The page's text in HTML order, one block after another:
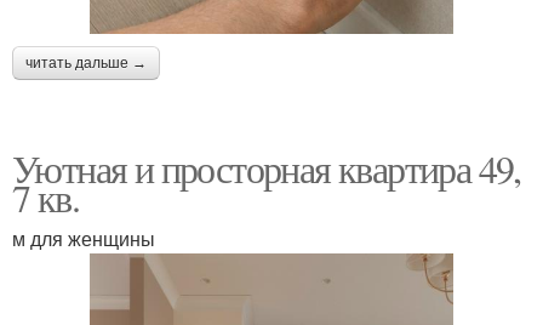
читать дальше →
Уютная и просторная квартира 49,
7 кв.
м для женщины